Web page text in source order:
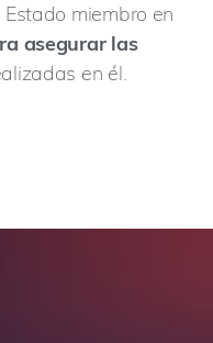
miembro en
asegurar las
en él.